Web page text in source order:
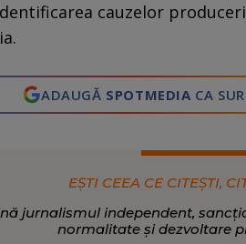
cauzelor
ADAUGĂ SPOTMEDIA CA
EȘTI CEEA CE CITEȘTI,
jurnalismul independent,
normalitate și dezvoltare